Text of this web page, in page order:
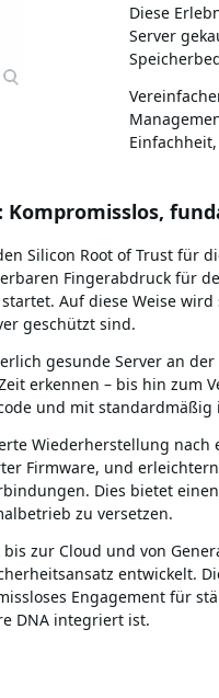
Diese
Server
Kompromisslos,
Silicon Root of Trust für
Fingerabdruck für
Auf diese Weise
geschützt sind.
gesunde Server an
erkennen – bis hin zum
und mit
Wiederherstellung
Firmware, und
Dies bietet
zu versetzen.
zur Cloud und von
entwickelt.
Engagement für
DNA integriert ist.